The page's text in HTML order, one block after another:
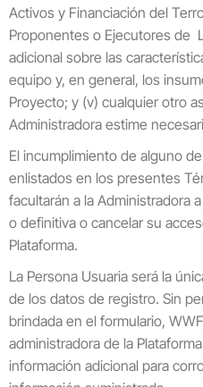
Activos y Financiación del
Proponentes o Ejecutores de
adicional sobre las
equipo y, en general, los
Proyecto; y (v) cualquier otro
Administradora estime
El incumplimiento de alguno
enlistados en los presentes
facultarán a la Administradora
o definitiva o cancelar su
Plataforma.
La Persona Usuaria será la
de los datos de registro. Sin
brindada en el formulario,
administradora de la
información adicional para